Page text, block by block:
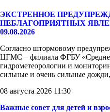
ЭКСТРЕННОЕ
НЕБЛАГОПРИЯТНЫХ
09.08.2026
Согласно штормовому
ЦГМС – филиала ФГБУ
гидрометеорологии и
сильные и очень сильные
08 августа 2026 11:30
Важные совет для детей и